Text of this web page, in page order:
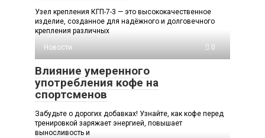
Узел крепления КГП-7-3 — это высококачественное
изделие, созданное для надёжного и долговечного
крепления различных
Новости
0
Влияние умеренного
употребления кофе на
спортсменов
Забудьте о дорогих добавках! Узнайте, как кофе перед
тренировкой заряжает энергией, повышает
выносливость и